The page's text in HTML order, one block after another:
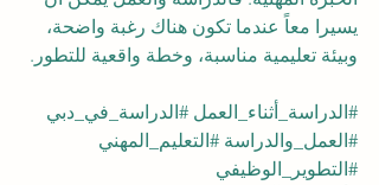
يسيرا معاً عندما تكون هناك رغبة واضحة،
وبيئة تعليمية مناسبة، وخطة واقعية للتطور.
#الدراسة_أثناء_العمل #الدراسة_في_دبي
#العمل_والدراسة #التعليم_المهني
#التطوير_الوظيفي